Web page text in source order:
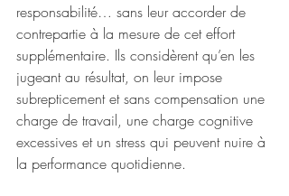
responsabilité… sans leur accorder de
contrepartie à la mesure de cet effort
supplémentaire. Ils considèrent qu’en les
jugeant au résultat, on leur impose
subrepticement et sans compensation une
charge de travail, une charge cognitive
excessives et un stress qui peuvent nuire à
la performance quotidienne.